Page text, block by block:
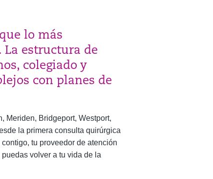
lo más
La estructura de
colegiado y
con planes de
Meriden, Bridgeport, Westport,
la primera consulta quirúrgica
tu proveedor de atención
volver a tu vida de la